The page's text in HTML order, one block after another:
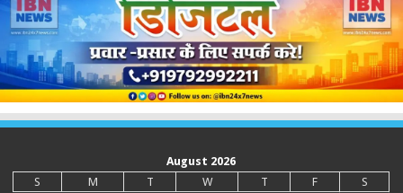
August 2026
S
M T W T F
S